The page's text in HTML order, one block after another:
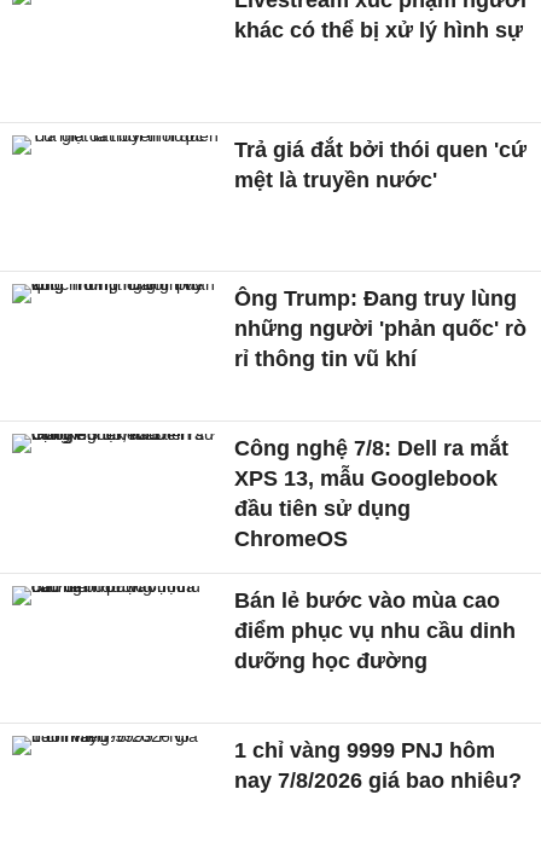
khác có thể bị xử lý hình sự
Trả giá đắt bởi thói quen 'cứ
mệt là truyền nước'
Ông Trump: Đang truy lùng
những người 'phản quốc' rò
rỉ thông tin vũ khí
Công nghệ 7/8: Dell ra mắt
XPS 13, mẫu Googlebook
đầu tiên sử dụng
ChromeOS
Bán lẻ bước vào mùa cao
điểm phục vụ nhu cầu dinh
dưỡng học đường
1 chỉ vàng 9999 PNJ hôm
nay 7/8/2026 giá bao nhiêu?